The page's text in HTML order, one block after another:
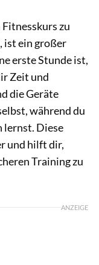
zu
ist ein großer
erste Stunde ist,
Zeit und
die Geräte
während du
lernst. Diese
und hilft dir,
Training zu
ANZEIGE